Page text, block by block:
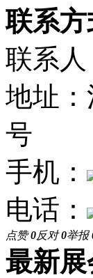
联系方
联系
地址
号
手机：
电话：
点赞0反对0举报
最新展